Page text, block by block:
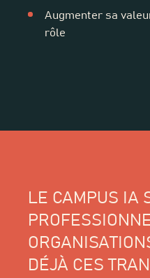
Augmenter sa
rôle
LE CAMPUS IA
DÉJÀ CES